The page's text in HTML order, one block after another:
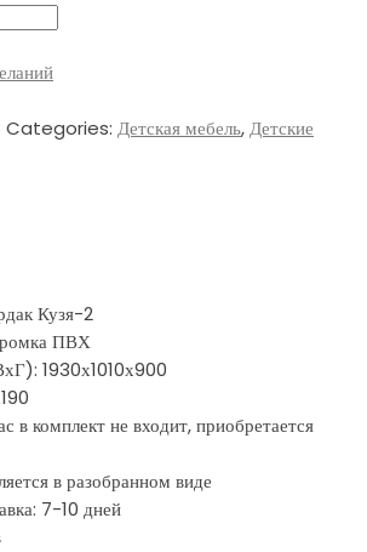
Categories: Детская мебель,Детские
Кузя-2
ПВХ
1930х1010х900
в комплект не входит, приобретается
в разобранном виде
7-10 дней